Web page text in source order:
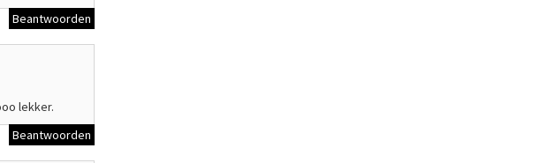
Beantwoorden
lekker.
Beantwoorden